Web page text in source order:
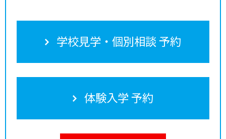
学校見学・個別相談 予約
体験入学 予約